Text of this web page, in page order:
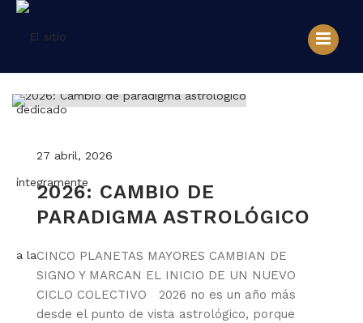
27 abril, 2026
2026: CAMBIO DE
PARADIGMA ASTROLÓGICO
CINCO PLANETAS MAYORES CAMBIAN DE
SIGNO Y MARCAN EL INICIO DE UN NUEVO
CICLO COLECTIVO 2026 no es un año más
desde el punto de vista astrológico, porque